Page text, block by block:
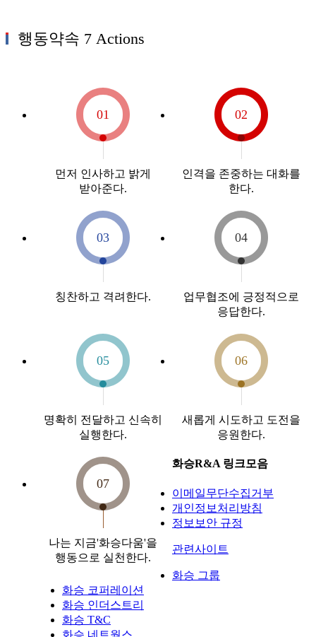
행동약속 7 Actions
01
먼저 인사하고 밝게
받아준다.
02
인격을 존중하는 대화를
한다.
03
칭찬하고 격려한다.
04
업무협조에 긍정적으로
응답한다.
05
명확히 전달하고 신속히
실행한다.
06
새롭게 시도하고 도전을
응원한다.
07
나는 지금'화승다움'을
행동으로 실천한다.
화승R&A 링크모음
이메일무단수집거부
개인정보처리방침
정보보안 규정
관련사이트
화승 그룹
화승 코퍼레이션
화승 인더스트리
화승 T&C
화승 네트웍스